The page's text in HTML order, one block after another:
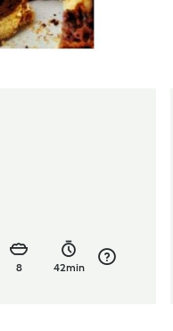
8 42min